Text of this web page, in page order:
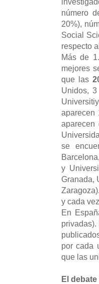
número
20%),
Social
respecto
Más de
mejores
que las
Unidos,
aparecen
aparecen
se
y
Granada,
y cada
En
por cada
que las
El